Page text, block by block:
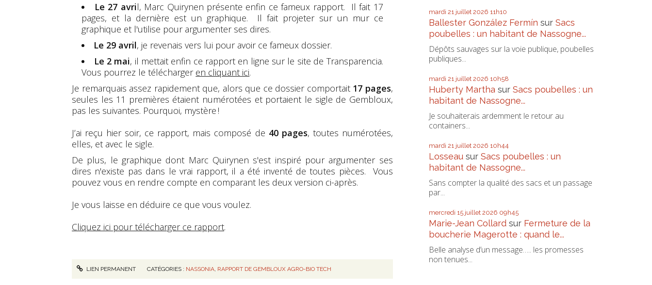
Le 27 avril, Marc Quirynen présente enfin ce fameux rapport. Il fait 17
pages, et la dernière est un graphique. Il fait projeter sur un mur ce
graphique et l'utilise pour argumenter ses dires.
Le 29 avril, je revenais vers lui pour avoir ce fameux dossier.
Le 2 mai, il mettait enfin ce rapport en ligne sur le site de Transparencia.
Vous pourrez le télécharger en cliquant ici.
Je remarquais assez rapidement que, alors que ce dossier comportait 17 pages,
seules les 11 premières étaient numérotées et portaient le sigle de Gembloux,
pas les suivantes. Pourquoi, mystère !
J’ai reçu hier soir, ce rapport, mais composé de 40 pages, toutes numérotées,
elles, et avec le sigle.
De plus, le graphique dont Marc Quirynen s'est inspiré pour argumenter ses
dires n'existe pas dans le vrai rapport, il a été inventé de toutes pièces. Vous
pouvez vous en rendre compte en comparant les deux version ci-après.
Je vous laisse en déduire ce que vous voulez.
Cliquez ici pour télécharger ce rapport.
LIEN PERMANENT CATÉGORIES : NASSONIA, RAPPORT DE GEMBLOUX AGRO-BIO TECH
mardi 21 juillet 2026 11h10
Ballester González Fermín surSacs
poubelles : un habitant de Nassogne...
Dépôts sauvages sur la voie publique, poubelles
publiques...
mardi 21 juillet 2026 10h58
Huberty Martha surSacs poubelles : un
habitant de Nassogne...
Je souhaiterais ardemment le retour au
containers...
mardi 21 juillet 2026 10h44
Losseau surSacs poubelles : un
habitant de Nassogne...
Sans compter la qualité des sacs et un passage
par...
mercredi 15 juillet 2026 09h45
Marie-Jean Collard sur Fermeture de la
boucherie Magerotte : quand le...
Belle analyse d’un message….. les promesses
non tenues...